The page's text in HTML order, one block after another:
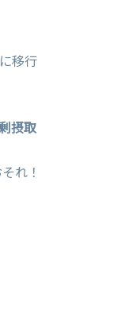
移行
摂取
れ！